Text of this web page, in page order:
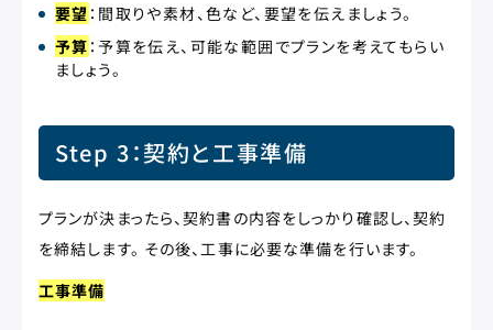
要望 ：間取りや素材、色など、要望を伝えましょう。
予算 ：予算を伝え、可能な範囲でプランを考えてもらい
ましょう。
Step 3：契約と工事準備
プランが決まったら、契約書の内容をしっかり確認し、契約
を締結します。 その後、工事に必要な準備を行います。
工事準備